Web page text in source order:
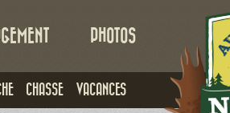
CHASSE VACANCES
PHOTOS